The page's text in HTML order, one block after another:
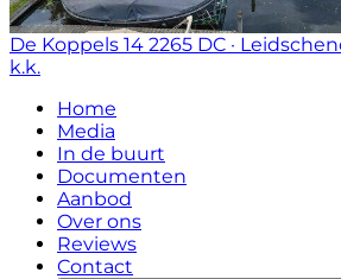
De Koppels 14 2265 DC ·
k.k.
Home
Media
In de buurt
Documenten
Aanbod
Over ons
Reviews
Contact